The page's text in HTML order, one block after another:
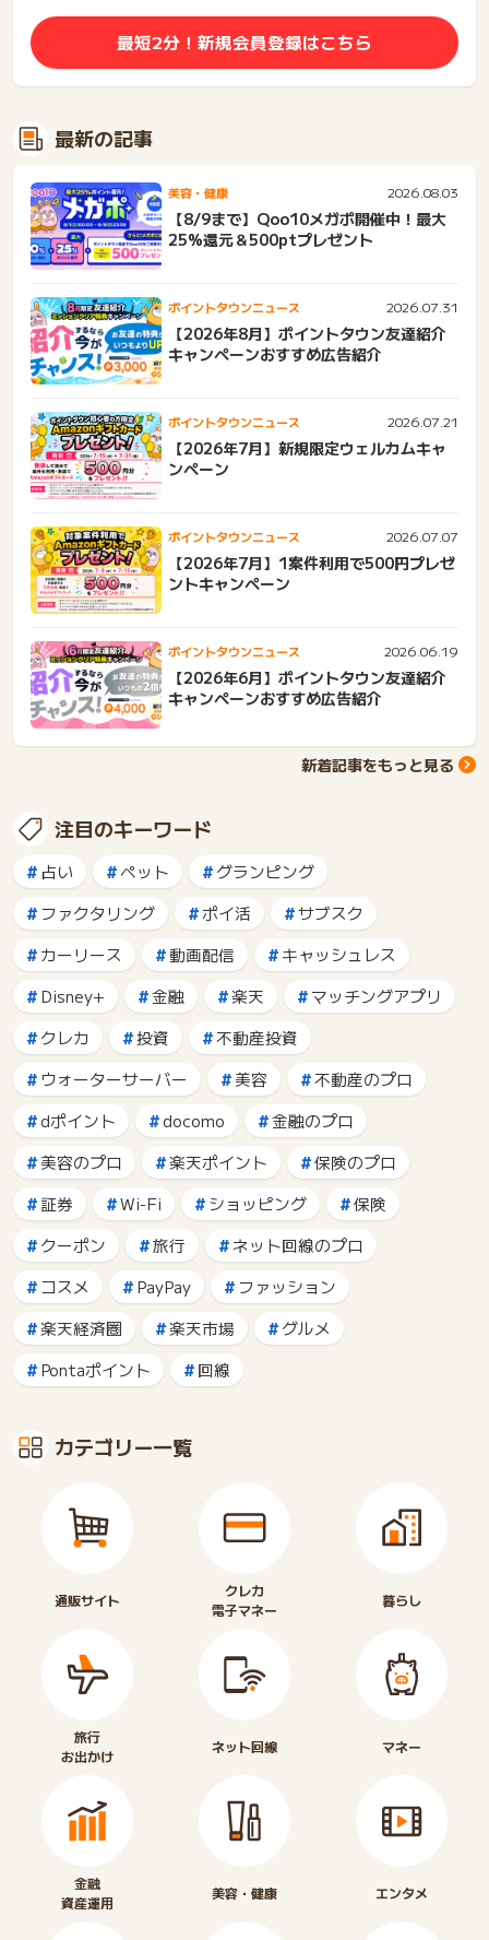
最短2分！新規会員登録はこちら
最新の記事
美容・健康 2026.08.03
【8/9まで】Qoo10メガポ開催中！最大
25%還元＆500ptプレゼント
ポイントタウンニュース 2026.07.31
【2026年8月】ポイントタウン友達紹介
キャンペーンおすすめ広告紹介
ポイントタウンニュース 2026.07.21
【2026年7月】新規限定ウェルカムキャ
ンペーン
ポイントタウンニュース 2026.07.07
【2026年7月】1案件利用で500円プレゼ
ントキャンペーン
ポイントタウンニュース 2026.06.19
【2026年6月】ポイントタウン友達紹介
キャンペーンおすすめ広告紹介
新着記事をもっと見る
注目のキーワード
占い ペット
グランピング
ファクタリング
ポイ活
サブスク
カーリース
動画配信
キャッシュレス
Disney+
金融 楽天
マッチングアプリ
クレカ
投資
不動産投資
ウォーターサーバー
美容
不動産のプロ
dポイント
docomo
金融のプロ
美容のプロ
楽天ポイント
保険のプロ
証券
Wi-Fi ショッピング
保険
クーポン
旅行
ネット回線のプロ
コスメ
PayPay
ファッション
楽天経済圏
楽天市場
グルメ
Pontaポイント
回線
カテゴリー一覧
通販サイト
クレカ
電子マネー
暮らし
旅行
お出かけ
ネット回線 マネー
金融
資産運用
美容・健康 エンタメ